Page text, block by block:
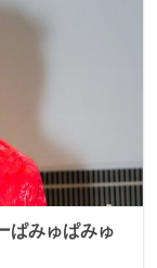
ぱみゅぱみゅ